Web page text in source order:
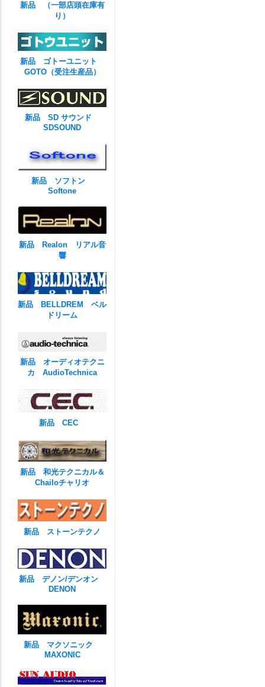
新品 （一部店頭在庫有
り）
新品 ゴトーユニット
GOTO（受注生産品）
新品 SD サウンド
SDSOUND
新品 ソフトン
Softone
新品 Realon リアル音
響
新品 BELLDREM ベル
ドリーム
新品 オーディオテクニ
カ AudioTechnica
新品 CEC
新品 和光テクニカル＆
Chailoチャリオ
新品 ストーンテクノ
新品 デノン/デンオン
DENON
新品 マクソニック
MAXONIC